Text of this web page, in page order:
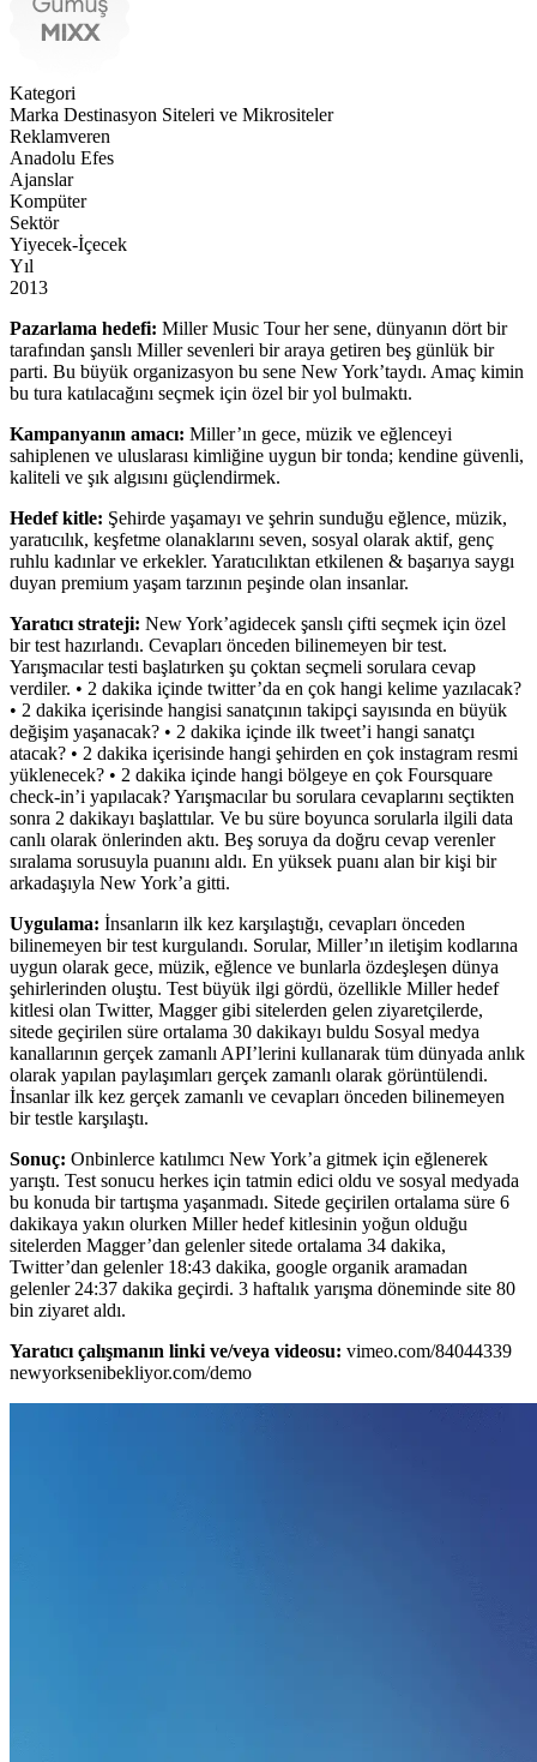
Kategori
Marka Destinasyon Siteleri ve Mikrositeler
Reklamveren
Anadolu Efes
Ajanslar
Kompüter
Sektör
Yiyecek-İçecek
Yıl
2013
Pazarlama hedefi: Miller Music Tour her sene, dünyanın dört bir
tarafından şanslı Miller sevenleri bir araya getiren beş günlük bir
parti. Bu büyük organizasyon bu sene New York’taydı. Amaç kimin
bu tura katılacağını seçmek için özel bir yol bulmaktı.
Kampanyanın amacı: Miller’ın gece, müzik ve eğlenceyi
sahiplenen ve uluslarası kimliğine uygun bir tonda; kendine güvenli,
kaliteli ve şık algısını güçlendirmek.
Hedef kitle: Şehirde yaşamayı ve şehrin sunduğu eğlence, müzik,
yaratıcılık, keşfetme olanaklarını seven, sosyal olarak aktif, genç
ruhlu kadınlar ve erkekler. Yaratıcılıktan etkilenen & başarıya saygı
duyan premium yaşam tarzının peşinde olan insanlar.
Yaratıcı strateji: New York’agidecek şanslı çifti seçmek için özel
bir test hazırlandı. Cevapları önceden bilinemeyen bir test.
Yarışmacılar testi başlatırken şu çoktan seçmeli sorulara cevap
verdiler. • 2 dakika içinde twitter’da en çok hangi kelime yazılacak?
• 2 dakika içerisinde hangisi sanatçının takipçi sayısında en büyük
değişim yaşanacak? • 2 dakika içinde ilk tweet’i hangi sanatçı
atacak? • 2 dakika içerisinde hangi şehirden en çok instagram resmi
yüklenecek? • 2 dakika içinde hangi bölgeye en çok Foursquare
check-in’i yapılacak? Yarışmacılar bu sorulara cevaplarını seçtikten
sonra 2 dakikayı başlattılar. Ve bu süre boyunca sorularla ilgili data
canlı olarak önlerinden aktı. Beş soruya da doğru cevap verenler
sıralama sorusuyla puanını aldı. En yüksek puanı alan bir kişi bir
arkadaşıyla New York’a gitti.
Uygulama: İnsanların ilk kez karşılaştığı, cevapları önceden
bilinemeyen bir test kurgulandı. Sorular, Miller’ın iletişim kodlarına
uygun olarak gece, müzik, eğlence ve bunlarla özdeşleşen dünya
şehirlerinden oluştu. Test büyük ilgi gördü, özellikle Miller hedef
kitlesi olan Twitter, Magger gibi sitelerden gelen ziyaretçilerde,
sitede geçirilen süre ortalama 30 dakikayı buldu Sosyal medya
kanallarının gerçek zamanlı API’lerini kullanarak tüm dünyada anlık
olarak yapılan paylaşımları gerçek zamanlı olarak görüntülendi.
İnsanlar ilk kez gerçek zamanlı ve cevapları önceden bilinemeyen
bir testle karşılaştı.
Sonuç: Onbinlerce katılımcı New York’a gitmek için eğlenerek
yarıştı. Test sonucu herkes için tatmin edici oldu ve sosyal medyada
bu konuda bir tartışma yaşanmadı. Sitede geçirilen ortalama süre 6
dakikaya yakın olurken Miller hedef kitlesinin yoğun olduğu
sitelerden Magger’dan gelenler sitede ortalama 34 dakika,
Twitter’dan gelenler 18:43 dakika, google organik aramadan
gelenler 24:37 dakika geçirdi. 3 haftalık yarışma döneminde site 80
bin ziyaret aldı.
Yaratıcı çalışmanın linki ve/veya videosu: vimeo.com/84044339
newyorksenibekliyor.com/demo